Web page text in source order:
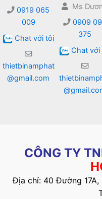
0919 065
009
Chat với tôi
thietbinamphat
@gmail.com
Ms
0909
375
Chat với
CÔNG TY
Địa chỉ: 40 Đường 17A,